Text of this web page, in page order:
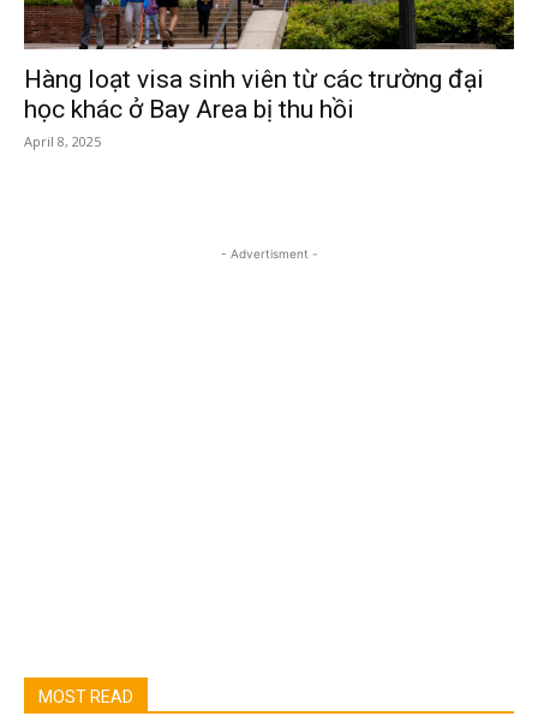
Hàng loạt visa sinh viên từ các trường đại
học khác ở Bay Area bị thu hồi
April 8, 2025
- Advertisment -
MOST READ